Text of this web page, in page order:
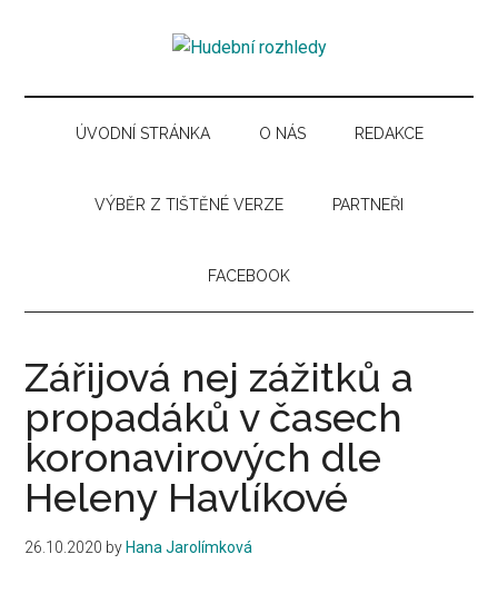
content
menu
sidebar
sidebar
Hudební
rozhledy
pro
hudebníÚVODNÍ STRÁNKA O NÁS REDAKCE
VÝBĚR Z TIŠTĚNÉ VERZE PARTNEŘI
FACEBOOK
Zářijová nej zážitků a
propadáků v časech
koronavirových dle
Heleny Havlíkové
26.10.2020 by Hana Jarolímková